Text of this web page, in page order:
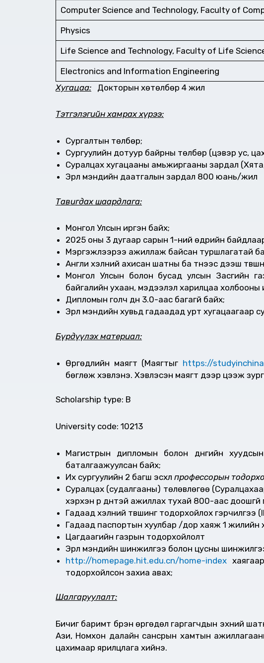
Computer Science and Technology, Faculty of
Physics
Life Science and Technology, Faculty of Life
Electronics and Information Engineering
Хугацаа: Докторын хөтөлбөр 4 жил
Тэтгэлэгийн хамрах хүрээ:
Сургалтын төлбөр;
Сургуулийн дотуур байрны төлбөр (цэвэр ус,
Суралцах хугацааны амьжиргааны зардал
Эрүүл мэндийн даатгалын зардал 800 юань/жил
Тавигдах шаардлага:
Монгол Улсын иргэн байх;
2025 оны 3 дугаар сарын 1-ний өдрийн байдлаар
Мэргэжлээрээ ажиллаж байсан туршлагатай
Англи хэлний ахисан шатны ба түүнээс дээш
Монгол Улсын болон бусад улсын Засгийн
байгалийн ухаан, мэдээлэл харилцаа холбооны
Дипломын голч дүн 3.0-аас багагүй байх;
Эрүүл мэндийн хувьд гадаадад урт хугацаагаар
Бүрдүүлэх материал:
Өргөдлийн маягт (Маягтыг https://
бөглөж хэвлэнэ. Хэвлэсэн маягт дээр цээж
Scholarship type: B
University code: 10213
Магистрын дипломын болон дүнгийн
баталгаажуулсан байх;
Их сургуулийн 2 багш эсхүл профессорын
Суралцах (судалгааны) төлөвлөгөө
хэрхэн үр дүнтэй ажиллах тухай 800-аас доошгүй
Гадаад хэлний түвшинг тодорхойлох гэрчилгээ
Гадаад паспортын хуулбар /дор хаяж 1 жилийн
Цагдаагийн газрын тодорхойлолт
Эрүүл мэндийн шинжилгээ болон цусны
http://homepage.hit.edu.cn/home-index
тодорхойлсон захиа авах;
Шалгаруулалт:
Бичиг баримт бүрэн өргөдөл гаргагчдын эхний
Ази, Номхон далайн сансрын хамтын
цахимаар ярилцлага хийнэ.